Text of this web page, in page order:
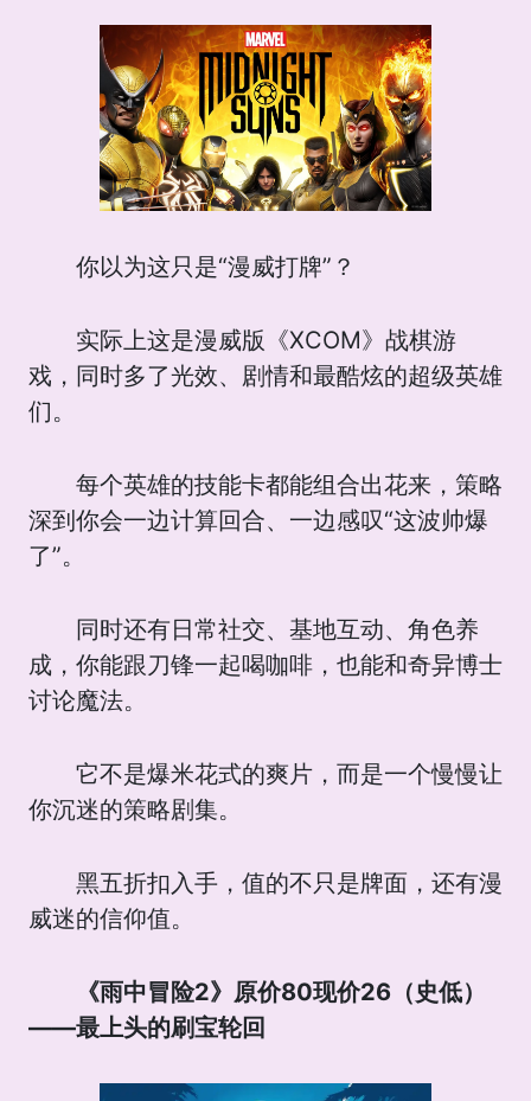
你以为这只是“漫威打牌”？
实际上这是漫威版《XCOM》战棋游
戏，同时多了光效、剧情和最酷炫的超级英雄
们。
每个英雄的技能卡都能组合出花来，策略
深到你会一边计算回合、一边感叹“这波帅爆
了”。
同时还有日常社交、基地互动、角色养
成，你能跟刀锋一起喝咖啡，也能和奇异博士
讨论魔法。
它不是爆米花式的爽片，而是一个慢慢让
你沉迷的策略剧集。
黑五折扣入手，值的不只是牌面，还有漫
威迷的信仰值。
《雨中冒险2》原价80现价26（史低）
——最上头的刷宝轮回